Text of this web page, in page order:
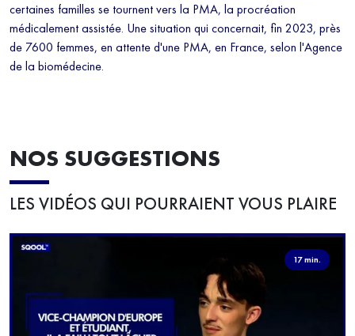
certaines familles se tournent vers la PMA, la procréation
médicalement assistée. Une situation qui concernait, fin 2023, près
de 7600 femmes, en attente d'une PMA, en France, selon l'Agence
de la biomédecine.
NOS SUGGESTIONS
LES VIDÉOS QUI POURRAIENT VOUS PLAIRE
17 min.